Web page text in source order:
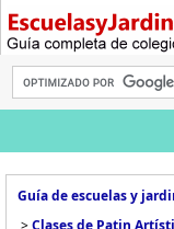
Guía de escuelas y
>Clases de Patin